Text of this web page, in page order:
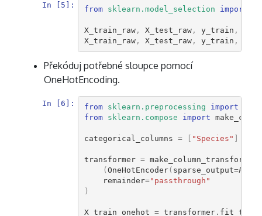
In [5]: from sklearn.model_selection import
X_train_raw, X_test_raw, y_train ,
X_train_raw, X_test_raw, y_train ,
Překóduj potřebné sloupce pomocí
OneHotEncoding.
In [6]: from sklearn.preprocessing import
from
sklearn.compose import
categorical_columns = "Species"
transformer = make_column_transformer
( OneHotEncoder( sparse_output=False
remainder="passthrough"
)
X_train_onehot = transformer.